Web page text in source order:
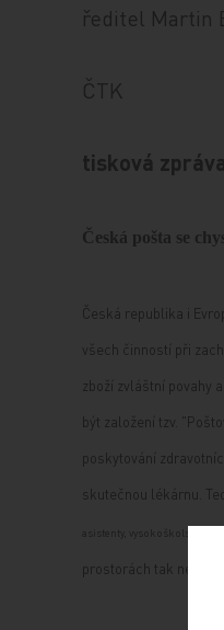
ředitel Martin
ČTK
tisková
Česká pošta se
Česká republika i
všech činností při
zboží zvláštní povahy
být založení tzv.
poskytování
skutečnou lékárnu.
asistenty, vysokoškolsky a
prostorách tak nelze